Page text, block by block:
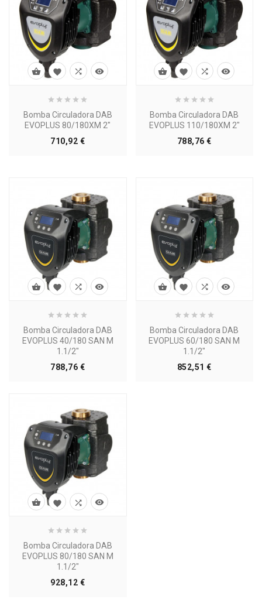
Bomba Circuladora DAB
EVOPLUS 80/180XM 2"
710,92 €Precio
   
Bomba Circuladora DAB
EVOPLUS 110/180XM 2"
788,76 €Precio
   
Bomba Circuladora DAB
EVOPLUS 40/180 SAN M
1.1/2"
788,76 €Precio
   
Bomba Circuladora DAB
EVOPLUS 60/180 SAN M
1.1/2"
852,51 €Precio
   
Bomba Circuladora DAB
EVOPLUS 80/180 SAN M
1.1/2"
928,12 €Precio
   